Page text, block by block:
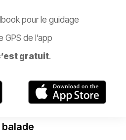
pour le guidage
GPS de l’app
gratuit.